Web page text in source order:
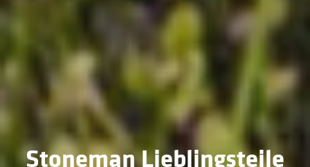
Stoneman Lieblingsteile